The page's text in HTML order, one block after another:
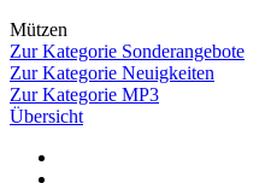
Mützen
Zur Kategorie Sonderangebote
Zur Kategorie Neuigkeiten
Zur Kategorie MP3
Übersicht